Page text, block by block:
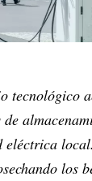
tecnológico
los